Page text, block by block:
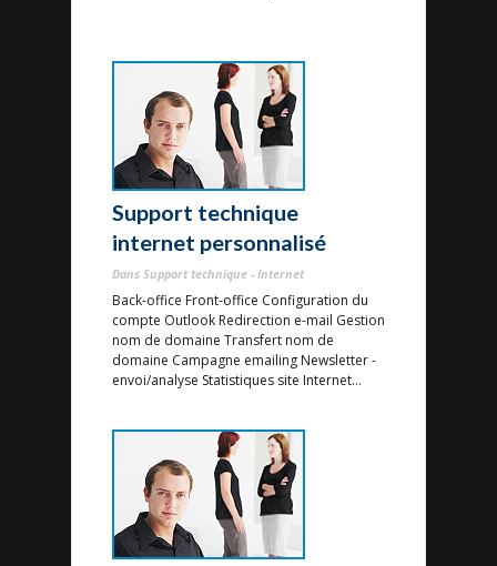
Support technique
internet personnalisé
Dans Support technique - Internet
Back-office Front-office Configuration du
compte Outlook Redirection e-mail Gestion
nom de domaine Transfert nom de
domaine Campagne emailing Newsletter -
envoi/analyse Statistiques site Internet...